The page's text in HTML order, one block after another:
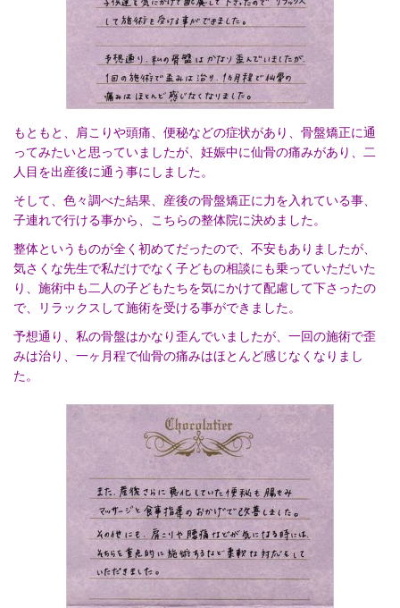
もともと、肩こりや頭痛、便秘などの症状があり、骨盤矯正に通
ってみたいと思っていましたが、妊娠中に仙骨の痛みがあり、二
人目を出産後に通う事にしました。
そして、色々調べた結果、産後の骨盤矯正に力を入れている事、
子連れで行ける事から、こちらの整体院に決めました。
整体というものが全く初めてだったので、不安もありましたが、
気さくな先生で私だけでなく子どもの相談にも乗っていただいた
り、施術中も二人の子どもたちを気にかけて配慮して下さったの
で、リラックスして施術を受ける事ができました。
予想通り、私の骨盤はかなり歪んでいましたが、一回の施術で歪
みは治り、一ヶ月程で仙骨の痛みはほとんど感じなくなりまし
た。